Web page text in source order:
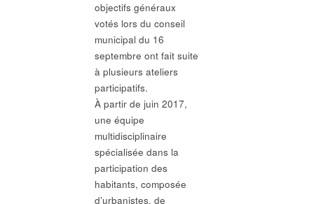
objectifs généraux
votés lors du conseil
municipal du 16
septembre ont fait suite
à plusieurs ateliers
participatifs.
À partir de juin 2017,
une équipe
multidisciplinaire
spécialisée dans la
participation des
habitants, composée
d’urbanistes, de